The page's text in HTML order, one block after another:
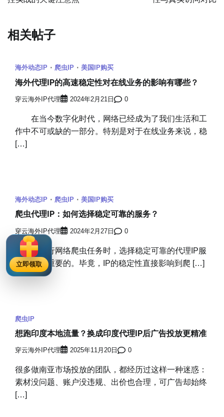
相关帖子
海外动态IP 爬虫IP 美国IP购买
海外代理IP的高速稳定性对在线业务的影响有哪些？
穿云海外IP代理 2024年2月21日 0
在当今数字化时代，网络已经成为了我们生活和工
作中不可或缺的一部分。特别是对于在线业务来说，稳
[…]
海外动态IP 爬虫IP 美国IP购买
爬虫代理IP：如何选择稳定可靠的服务？
穿云海外IP代理 2024年2月27日 0
在进行网络爬虫任务时，选择稳定可靠的代理IP服
务是至关重要的。毕竟，IP的稳定性直接影响到爬 […]
爬虫IP
想跑印度本地流量？换成印度代理IP后广告投放更精准
穿云海外IP代理 2025年11月20日 0
很多做南亚市场投放的团队，都经历过这样一种迷惑：
素材没问题、账户没违规、出价也合理，可广告却始终
[…]
立即领取